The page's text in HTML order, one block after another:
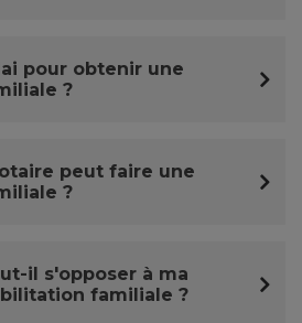
pour obtenir une
?
peut faire une
?
il s'opposer à ma
familiale ?